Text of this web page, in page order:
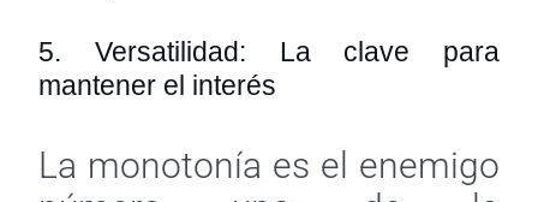
5. Versatilidad: La clave para
mantener el interés
La monotonía es el enemigo